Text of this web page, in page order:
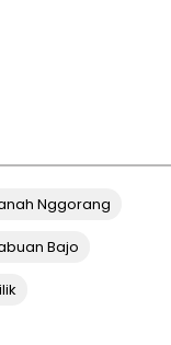
Nggorang
Bajo